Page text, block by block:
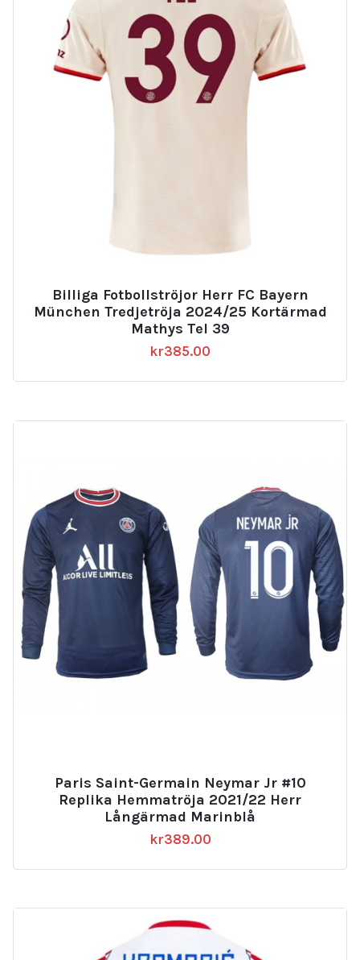
Billiga Fotbollströjor Herr FC Bayern
München Tredjetröja 2024/25 Kortärmad
Mathys Tel 39
kr385.00
Paris Saint-Germain Neymar Jr #10
Replika Hemmatröja 2021/22 Herr
Långärmad Marinblå
kr389.00